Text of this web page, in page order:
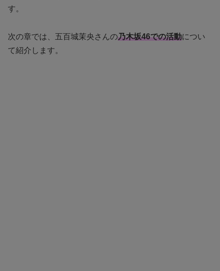
す。
次の章では、五百城茉央さんの乃木坂46での活動につい
て紹介します。